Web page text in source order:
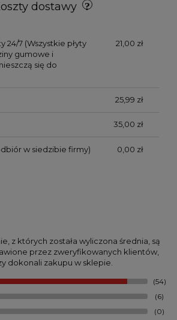
dostawy
24/7(Wszystkie płyty
gumowe i
się do
21,00 zł
25,99 zł
35,00 zł
w siedzibie firmy) 0,00 zł
z których została wyliczona średnia, są
przez zweryfikowanych klientów,
dokonali zakupu w sklepie.
(54)
(6)
(0)